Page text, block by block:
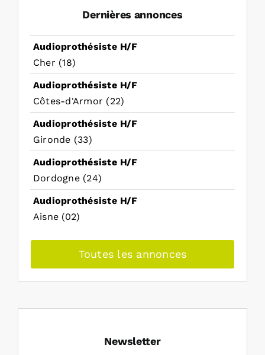
Dernières annonces
Audioprothésiste H/F
Cher (18)
Audioprothésiste H/F
Côtes-d'Armor (22)
Audioprothésiste H/F
Gironde (33)
Audioprothésiste H/F
Dordogne (24)
Audioprothésiste H/F
Aisne (02)
Toutes les annonces
Newsletter